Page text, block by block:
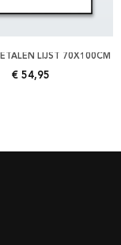
LIJST 70X100CM
€ 54,95